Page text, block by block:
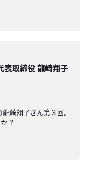
表取締役 龍崎翔子
崎翔子さん第３回。
？